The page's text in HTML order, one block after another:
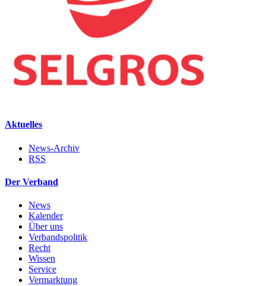
Aktuelles
News-Archiv
RSS
Der Verband
News
Kalender
Über uns
Verbandspolitik
Recht
Wissen
Service
Vermarktung